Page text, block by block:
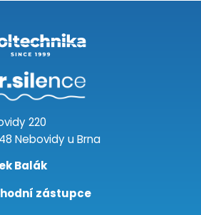
220
Nebovidy u Brna
Balák
zástupce